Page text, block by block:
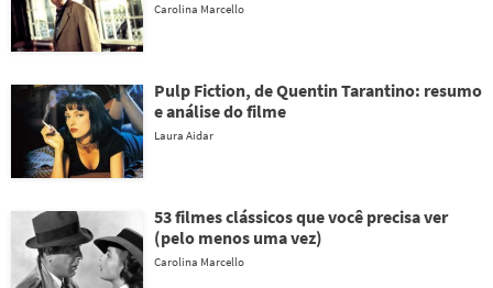
Carolina Marcello
Pulp Fiction, de Quentin Tarantino: resumo
e análise do filme
Laura Aidar
53 filmes clássicos que você precisa ver
(pelo menos uma vez)
Carolina Marcello